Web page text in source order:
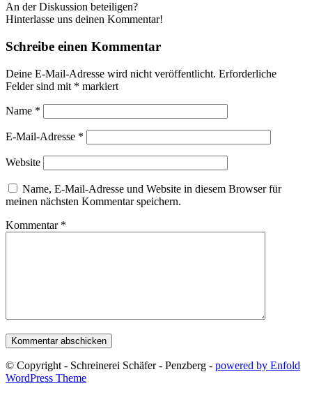
An der Diskussion beteiligen?
Hinterlasse uns deinen Kommentar!
Schreibe einen Kommentar
Deine E-Mail-Adresse wird nicht veröffentlicht. Erforderliche
Felder sind mit * markiert
Name *
E-Mail-Adresse *
Website
Name, E-Mail-Adresse und Website in diesem Browser für
meinen nächsten Kommentar speichern.
Kommentar *
© Copyright - Schreinerei Schäfer - Penzberg - powered by Enfold
WordPress Theme